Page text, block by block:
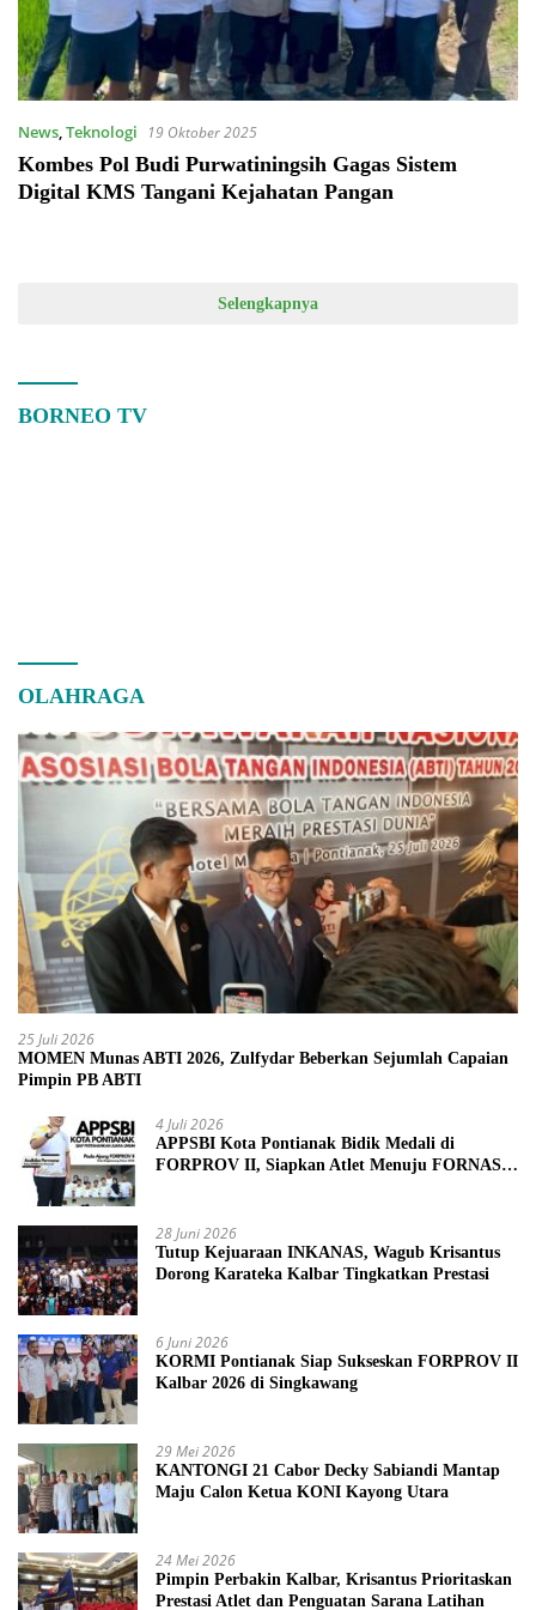
News,Teknologi 19 Oktober 2025
Kombes Pol Budi Purwatiningsih Gagas Sistem
Digital KMS Tangani Kejahatan Pangan
Selengkapnya
BORNEO TV
OLAHRAGA
25 Juli 2026
MOMEN Munas ABTI 2026, Zulfydar Beberkan Sejumlah Capaian
Pimpin PB ABTI
4 Juli 2026
APPSBI Kota Pontianak Bidik Medali di
FORPROV II, Siapkan Atlet Menuju FORNAS
28 Juni 2026
Tutup Kejuaraan INKANAS, Wagub Krisantus
Dorong Karateka Kalbar Tingkatkan Prestasi
6 Juni 2026
KORMI Pontianak Siap Sukseskan FORPROV II
Kalbar 2026 di Singkawang
29 Mei 2026
KANTONGI 21 Cabor Decky Sabiandi Mantap
Maju Calon Ketua KONI Kayong Utara
24 Mei 2026
Pimpin Perbakin Kalbar, Krisantus Prioritaskan
Prestasi Atlet dan Penguatan Sarana Latihan